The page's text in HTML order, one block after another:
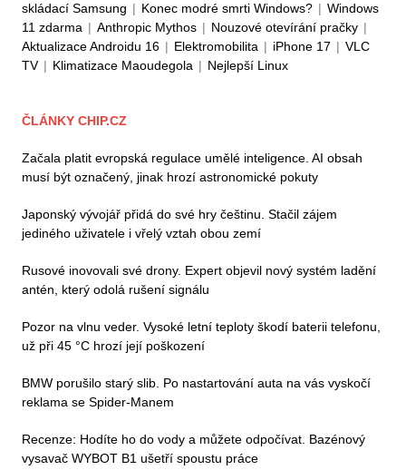
skládací Samsung | Konec modré smrti Windows? | Windows
11 zdarma | Anthropic Mythos | Nouzové otevírání pračky |
Aktualizace Androidu 16 | Elektromobilita | iPhone 17 | VLC
TV | Klimatizace Maoudegola | Nejlepší Linux
ČLÁNKY CHIP.CZ
Začala platit evropská regulace umělé inteligence. AI obsah
musí být označený, jinak hrozí astronomické pokuty
Japonský vývojář přidá do své hry češtinu. Stačil zájem
jediného uživatele i vřelý vztah obou zemí
Rusové inovovali své drony. Expert objevil nový systém ladění
antén, který odolá rušení signálu
Pozor na vlnu veder. Vysoké letní teploty škodí baterii telefonu,
už při 45 °C hrozí její poškození
BMW porušilo starý slib. Po nastartování auta na vás vyskočí
reklama se Spider-Manem
Recenze: Hodíte ho do vody a můžete odpočívat. Bazénový
vysavač WYBOT B1 ušetří spoustu práce